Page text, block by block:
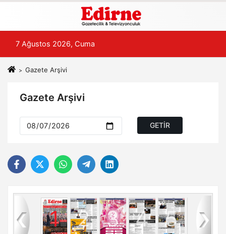
7 Ağustos 2026, Cuma
Gazete Arşivi
Gazete Arşivi
8 1 2 3 4 5 6